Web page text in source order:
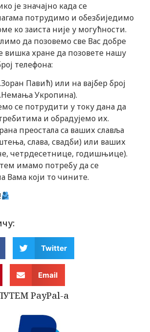
је значајно када се
потрудимо и обезбиједимо
ко заиста није у могућности.
да позовемо све Вас добре
вишка хране да позовете нашу
телефона:
Павић) или на вајбер број
Укропина).
се потрудити у току дана да
и обрадујемо их.
преостала са ваших славља
слава, свадби) или ваших
четрдесетнице, годишњице).
имамо потребу да се
Вама који то чините.
Twitter
Email
PayPal-a